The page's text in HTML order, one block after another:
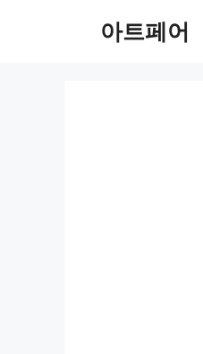
아트페어